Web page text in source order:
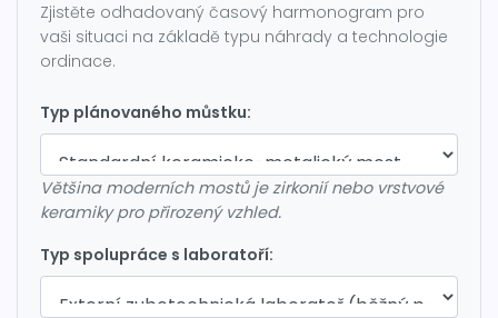
Zjistěte odhadovaný časový harmonogram pro
vaši situaci na základě typu náhrady a technologie
ordinace.
Typ plánovaného můstku:
Většina moderních mostů je zirkonií nebo vrstvové
keramiky pro přirozený vzhled.
Typ spolupráce s laboratoří: